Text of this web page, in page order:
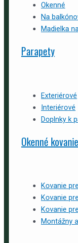
Okenné
Na
Madielka
Parapety
Exteriérové
Interiérové
Doplnky k
Okenné kovanie
Kovanie
Kovanie
Kovanie
Montážny